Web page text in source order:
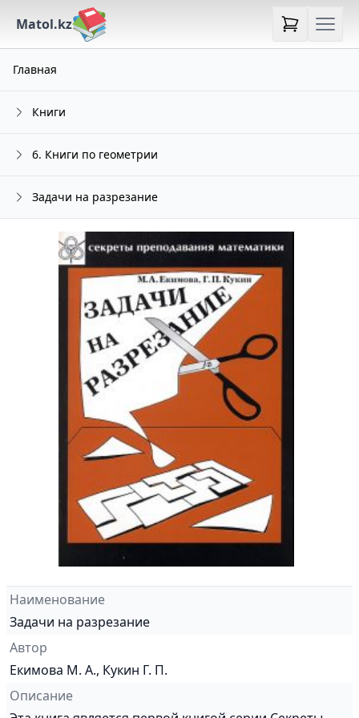
Matol.kz
Главная
Книги
6. Книги по геометрии
Задачи на разрезание
Наименование
Задачи на разрезание
Автор
Екимова М. А., Кукин Г. П.
Описание